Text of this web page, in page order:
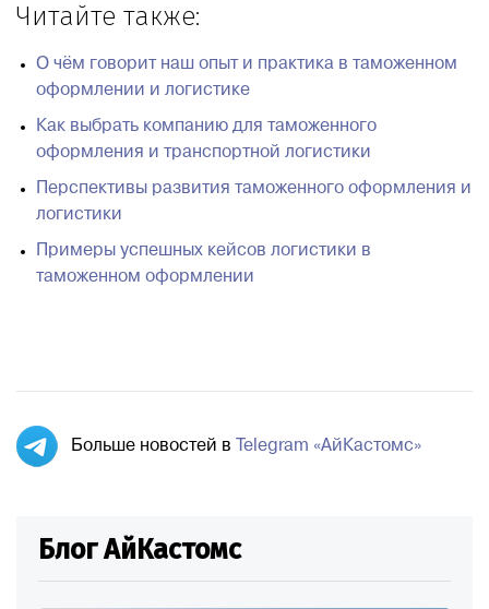
Читайте также:
О чём говорит наш опыт и практика в таможенном
оформлении и логистике
Как выбрать компанию для таможенного
оформления и транспортной логистики
Перспективы развития таможенного оформления и
логистики
Примеры успешных кейсов логистики в
таможенном оформлении
Больше новостей в Telegram «АйКастомс»
Блог АйКастомс